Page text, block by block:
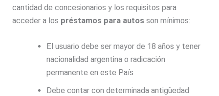
cantidad de concesionarios y los requisitos para
acceder a los préstamos para autos son mínimos:
El usuario debe ser mayor de 18 años y tener
nacionalidad argentina o radicación
permanente en este País
Debe contar con determinada antigüedad